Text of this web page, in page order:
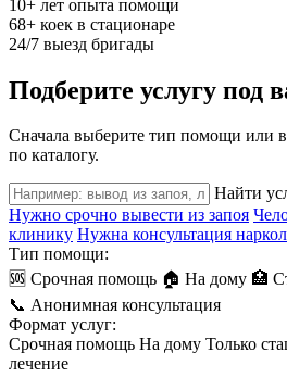
10+ лет опыта помощи
68+ коек в стационаре
24/7 выезд бригады
Подберите услугу под
Сначала выберите тип помощи или
по каталогу.
Найти
Нужно срочно вывести из запоя
клинику Нужна консультация
Тип помощи:
🆘 Срочная помощь 🏠 На дому 🏥
📞 Анонимная консультация
Формат услуг:
Срочная помощь На дому Только
лечение